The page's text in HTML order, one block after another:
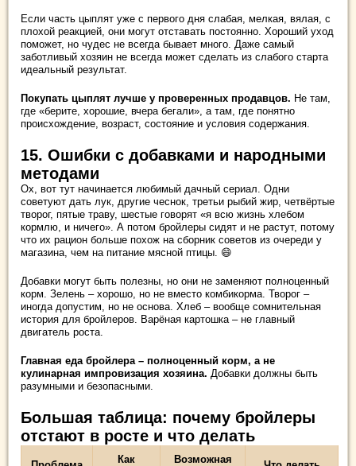
Если часть цыплят уже с первого дня слабая, мелкая, вялая, с
плохой реакцией, они могут отставать постоянно. Хороший уход
поможет, но чудес не всегда бывает много. Даже самый
заботливый хозяин не всегда может сделать из слабого старта
идеальный результат.
Покупать цыплят лучше у проверенных продавцов. Не там,
где «берите, хорошие, вчера бегали», а там, где понятно
происхождение, возраст, состояние и условия содержания.
15. Ошибки с добавками и народными
методами
Ох, вот тут начинается любимый дачный сериал. Одни
советуют дать лук, другие чеснок, третьи рыбий жир, четвёртые
творог, пятые траву, шестые говорят «я всю жизнь хлебом
кормлю, и ничего». А потом бройлеры сидят и не растут, потому
что их рацион больше похож на сборник советов из очереди у
магазина, чем на питание мясной птицы. 😄
Добавки могут быть полезны, но они не заменяют полноценный
корм. Зелень – хорошо, но не вместо комбикорма. Творог –
иногда допустим, но не основа. Хлеб – вообще сомнительная
история для бройлеров. Варёная картошка – не главный
двигатель роста.
Главная еда бройлера – полноценный корм, а не
кулинарная импровизация хозяина. Добавки должны быть
разумными и безопасными.
Большая таблица: почему бройлеры
отстают в росте и что делать
Как
Возможная